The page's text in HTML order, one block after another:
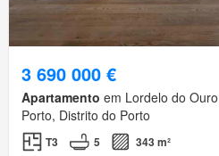
3 690 000 €
Apartamento em Lordelo do
Porto, Distrito do Porto
T3 5
343 m²